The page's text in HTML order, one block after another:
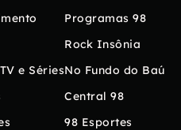
e Séries
Programas 98
Rock Insônia
No Fundo do Baú
Central 98
98 Esportes